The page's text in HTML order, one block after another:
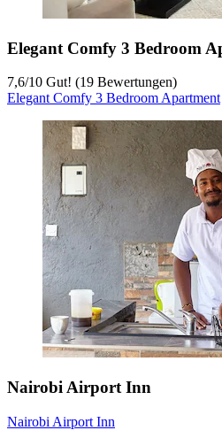
Elegant Comfy 3 Bedroom
7,6/10 Gut! (19 Bewertungen)
Elegant Comfy 3 Bedroom Apartment
Nairobi Airport Inn
Nairobi Airport Inn